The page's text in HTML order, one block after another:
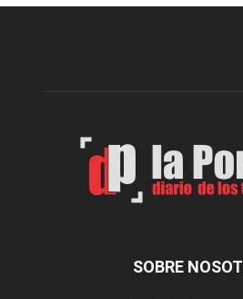
merendero
SOBRE